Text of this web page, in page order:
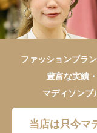
ファッションブラ
豊富な実績
マディソンブ
当店は只今マ